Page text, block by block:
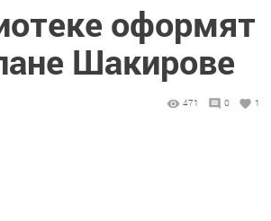
оформят
Шакирове
471 0 1